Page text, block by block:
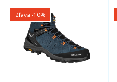
Zľava -10%